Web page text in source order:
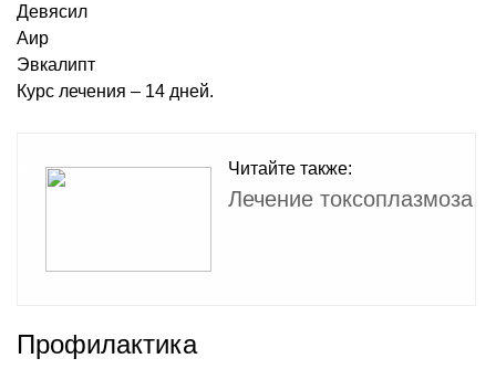
Девясил
Аир
Эвкалипт
Курс лечения – 14 дней.
Читайте также:
Лечение токсоплазмоза
Профилактика